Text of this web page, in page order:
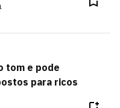
tom e pode
para ricos